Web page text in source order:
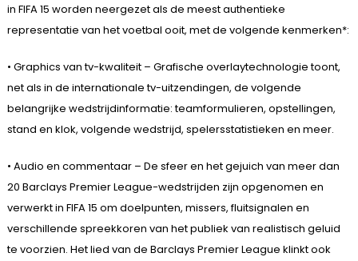
in FIFA 15 worden neergezet als de meest authentieke
representatie van het voetbal ooit, met de volgende kenmerken*:
• Graphics van tv-kwaliteit – Grafische overlaytechnologie toont,
net als in de internationale tv-uitzendingen, de volgende
belangrijke wedstrijdinformatie: teamformulieren, opstellingen,
stand en klok, volgende wedstrijd, spelersstatistieken en meer.
• Audio en commentaar – De sfeer en het gejuich van meer dan
20 Barclays Premier League-wedstrijden zijn opgenomen en
verwerkt in FIFA 15 om doelpunten, missers, fluitsignalen en
verschillende spreekkoren van het publiek van realistisch geluid
te voorzien. Het lied van de Barclays Premier League klinkt ook